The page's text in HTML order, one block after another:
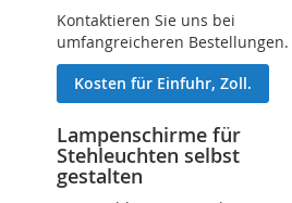
Kontaktieren Sie uns bei
umfangreicheren Bestellungen.
Kosten für Einfuhr, Zoll.
Lampenschirme für
Stehleuchten selbst
gestalten